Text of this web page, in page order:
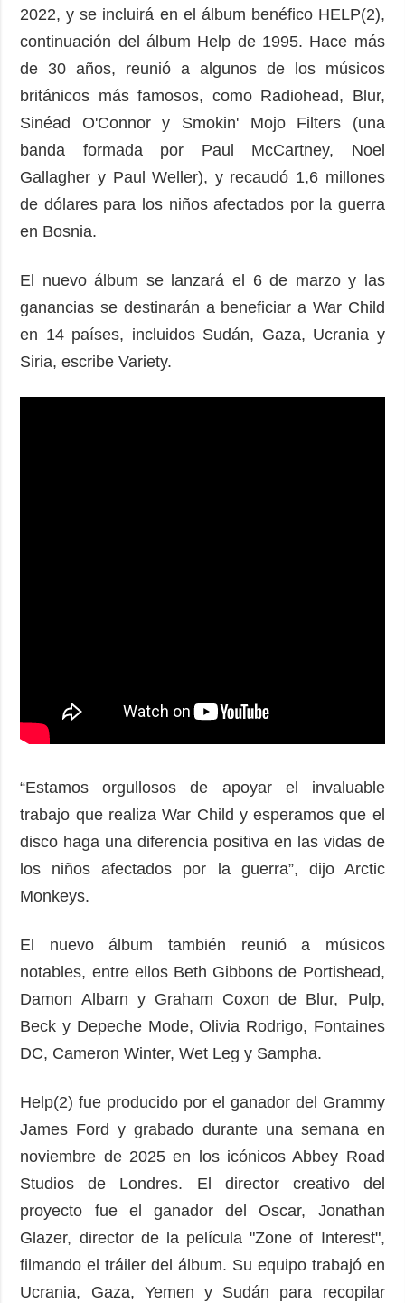
2022, y se incluirá en el álbum benéfico HELP(2),
continuación del álbum Help de 1995. Hace más
de 30 años, reunió a algunos de los músicos
británicos más famosos, como Radiohead, Blur,
Sinéad O'Connor y Smokin' Mojo Filters (una
banda formada por Paul McCartney, Noel
Gallagher y Paul Weller), y recaudó 1,6 millones
de dólares para los niños afectados por la guerra
en Bosnia.
El nuevo álbum se lanzará el 6 de marzo y las
ganancias se destinarán a beneficiar a War Child
en 14 países, incluidos Sudán, Gaza, Ucrania y
Siria, escribe Variety.
“Estamos orgullosos de apoyar el invaluable
trabajo que realiza War Child y esperamos que el
disco haga una diferencia positiva en las vidas de
los niños afectados por la guerra”, dijo Arctic
Monkeys.
El nuevo álbum también reunió a músicos
notables, entre ellos Beth Gibbons de Portishead,
Damon Albarn y Graham Coxon de Blur, Pulp,
Beck y Depeche Mode, Olivia Rodrigo, Fontaines
DC, Cameron Winter, Wet Leg y Sampha.
Help(2) fue producido por el ganador del Grammy
James Ford y grabado durante una semana en
noviembre de 2025 en los icónicos Abbey Road
Studios de Londres. El director creativo del
proyecto fue el ganador del Oscar, Jonathan
Glazer, director de la película "Zone of Interest",
filmando el tráiler del álbum. Su equipo trabajó en
Ucrania, Gaza, Yemen y Sudán para recopilar